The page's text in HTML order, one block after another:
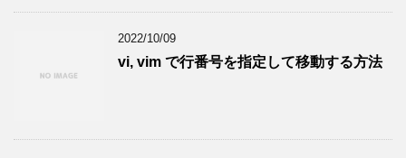
2022/10/09
vi, vim で行番号を指定して移動する方法